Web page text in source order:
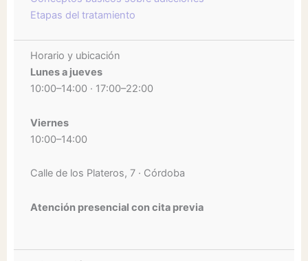
Etapas del tratamiento
Horario y ubicación
Lunes a jueves
10:00–14:00 · 17:00–22:00
Viernes
10:00–14:00
Calle de los Plateros, 7 · Córdoba
Atención presencial con cita previa